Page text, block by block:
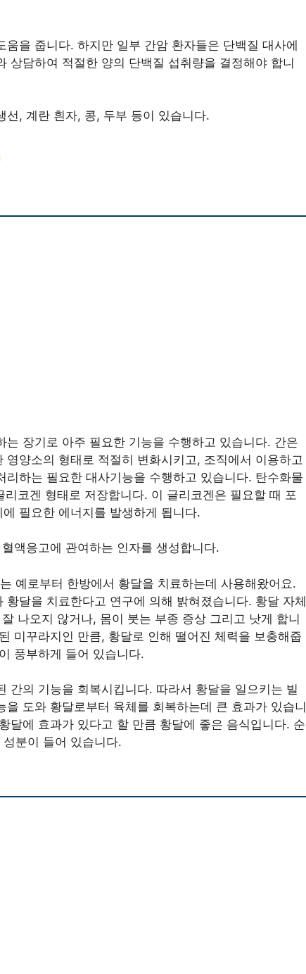
을 줍니다. 하지만 일부 간암 환자들은 단백질 대사에
상담하여 적절한 양의 단백질 섭취량을 결정해야 합니
선, 계란 흰자, 콩, 두부 등이 있습니다.
장기로 아주 필요한 기능을 수행하고 있습니다. 간은
양소의 형태로 적절히 변화시키고, 조직에서 이용하고
하는 필요한 대사기능을 수행하고 있습니다. 탄수화물
코겐 형태로 저장합니다. 이 글리코겐은 필요할 때 포
필요한 에너지를 발생하게 됩니다.
액응고에 관여하는 인자를 생성합니다.
예로부터 한방에서 황달을 치료하는데 사용해왔어요.
달을 치료한다고 연구에 의해 밝혀졌습니다. 황달 자체
나오지 않거나, 몸이 붓는 부종 증상 그리고 낫게 합니
미꾸라지인 만큼, 황달로 인해 떨어진 체력을 보충해줍
풍부하게 들어 있습니다.
간의 기능을 회복시킵니다. 따라서 황달을 일으키는 빌
도와 황달로부터 육체를 회복하는데 큰 효과가 있습니
달에 효과가 있다고 할 만큼 황달에 좋은 음식입니다. 순
분이 들어 있습니다.